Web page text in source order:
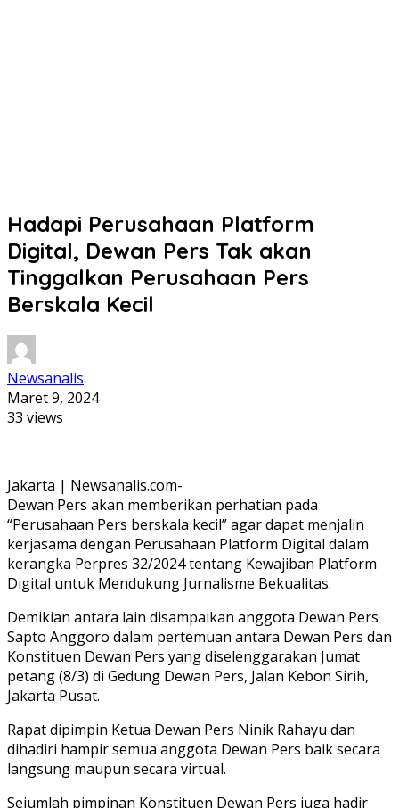
Hadapi Perusahaan Platform
Digital, Dewan Pers Tak akan
Tinggalkan Perusahaan Pers
Berskala Kecil
Newsanalis
Maret 9, 2024
33 views
Jakarta | Newsanalis.com-
Dewan Pers akan memberikan perhatian pada
“Perusahaan Pers berskala kecil” agar dapat menjalin
kerjasama dengan Perusahaan Platform Digital dalam
kerangka Perpres 32/2024 tentang Kewajiban Platform
Digital untuk Mendukung Jurnalisme Bekualitas.
Demikian antara lain disampaikan anggota Dewan Pers
Sapto Anggoro dalam pertemuan antara Dewan Pers dan
Konstituen Dewan Pers yang diselenggarakan Jumat
petang (8/3) di Gedung Dewan Pers, Jalan Kebon Sirih,
Jakarta Pusat.
Rapat dipimpin Ketua Dewan Pers Ninik Rahayu dan
dihadiri hampir semua anggota Dewan Pers baik secara
langsung maupun secara virtual.
Sejumlah pimpinan Konstituen Dewan Pers juga hadir